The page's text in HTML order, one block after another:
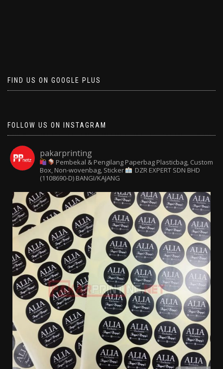
FIND US ON GOOGLE PLUS
FOLLOW US ON INSTAGRAM
pakarprinting
Pembekal & Pengilang Paperbag Plasticbag, Custom
Box, Non-wovenbag, Sticker
DZR EXPERT SDN BHD
(1108690-D) BANGI/KAJANG